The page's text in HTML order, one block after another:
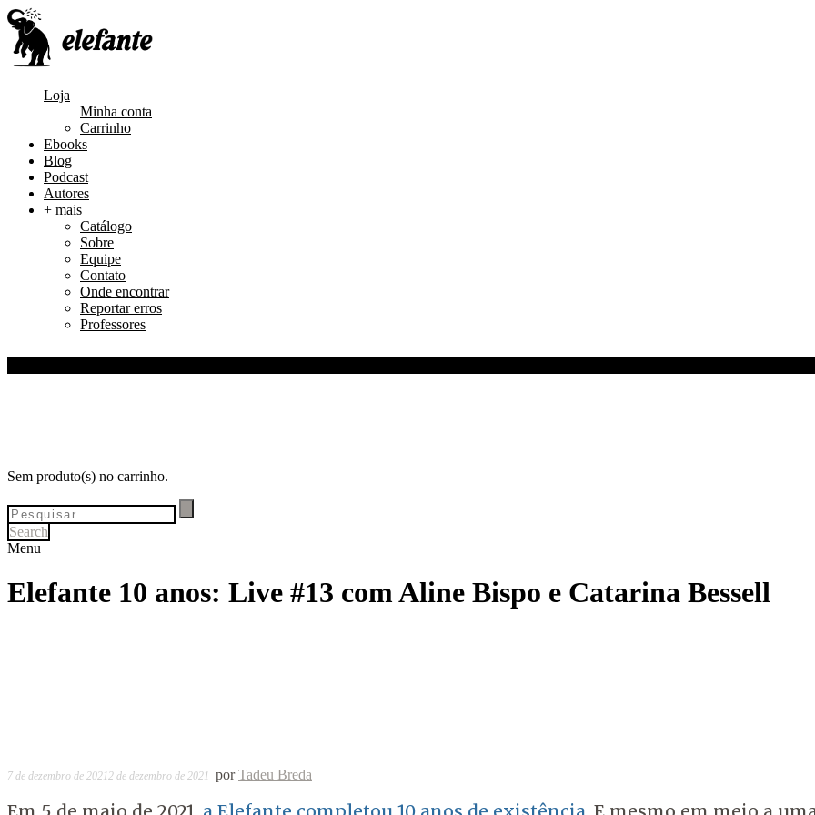
Loja
Minha conta
Carrinho
Ebooks
Blog
Podcast
Autores
+ mais
Catálogo
Sobre
Equipe
Contato
Onde encontrar
Reportar erros
Professores
Sem produto(s) no carrinho.
Search
Menu
Elefante 10 anos: Live #13 com Aline Bispo e Catarina Bessell
7 de dezembro de 20212 de dezembro de 2021 porTadeu Breda